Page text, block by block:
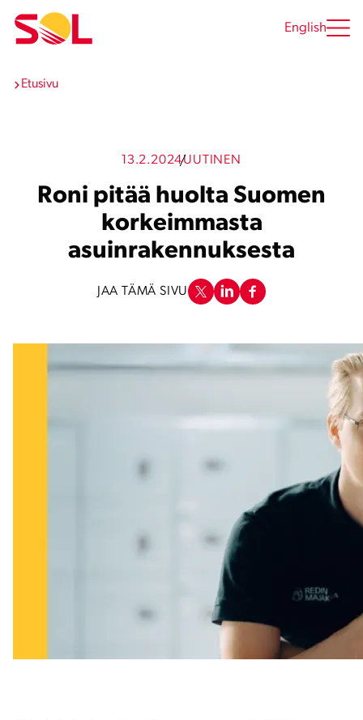
sisältöön
English
Etusivu
13.2.2024UUTINEN
Roni pitää huolta Suomen
korkeimmasta
asuinrakennuksesta
JAA TÄMÄ SIVU